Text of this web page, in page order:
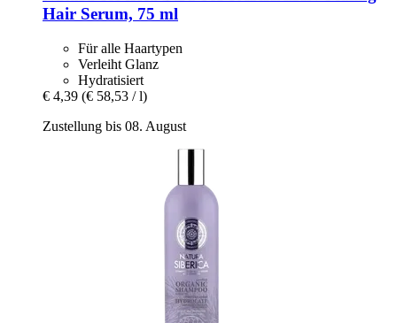
Hair Serum, 75 ml
Für alle Haartypen
Verleiht Glanz
Hydratisiert
€ 4,39 (€ 58,53 / l)
Zustellung bis 08. August